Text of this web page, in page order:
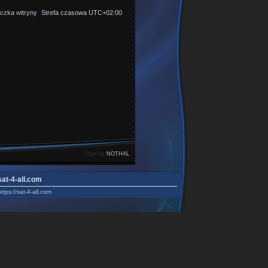
Strefa czasowa UTC+02:00
witryny
Style by NOTHAL
4-all.com
sat-4-all.com